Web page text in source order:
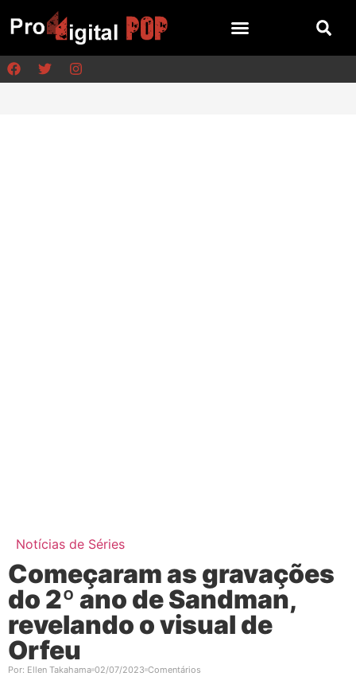
Notícias de Séries
Começaram as gravações
do 2º ano de Sandman,
revelando o visual de
Orfeu
Por: Ellen Takahama 02/07/2023 Comentários